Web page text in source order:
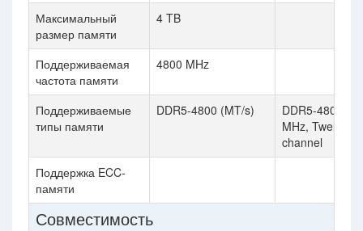
Максимальный
размер памяти
4 TB
Поддерживаемая
частота памяти
4800 MHz
Поддерживаемые
типы памяти
DDR5-4800 (MT/s)
DDR5-4800
MHz, Twelve-
channel
Поддержка ECC-
памяти
Совместимость